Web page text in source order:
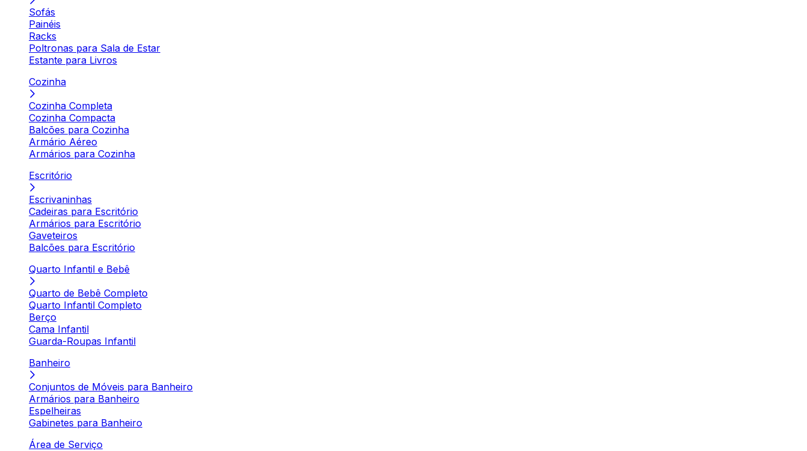
Sofás
Painéis
Racks
Poltronas para Sala de Estar
Estante para Livros
Cozinha
Cozinha Completa
Cozinha Compacta
Balcões para Cozinha
Armário Aéreo
Armários para Cozinha
Escritório
Escrivaninhas
Cadeiras para Escritório
Armários para Escritório
Gaveteiros
Balcões para Escritório
Quarto Infantil e Bebê
Quarto de Bebê Completo
Quarto Infantil Completo
Berço
Cama Infantil
Guarda-Roupas Infantil
Banheiro
Conjuntos de Móveis para Banheiro
Armários para Banheiro
Espelheiras
Gabinetes para Banheiro
Área de Serviço